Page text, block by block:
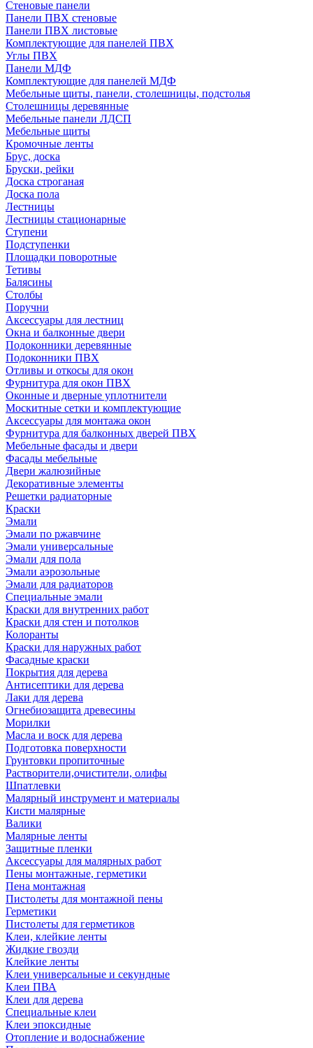
Стеновые панели
Панели ПВХ стеновые
Панели ПВХ листовые
Комплектующие для панелей ПВХ
Углы ПВХ
Панели МДФ
Комплектующие для панелей МДФ
Мебельные щиты, панели, столешницы, подстолья
Столешницы деревянные
Мебельные панели ЛДСП
Мебельные щиты
Кромочные ленты
Брус, доска
Бруски, рейки
Доска строганая
Доска пола
Лестницы
Лестницы стационарные
Ступени
Подступенки
Площадки поворотные
Тетивы
Балясины
Столбы
Поручни
Аксессуары для лестниц
Окна и балконные двери
Подоконники деревянные
Подоконники ПВХ
Отливы и откосы для окон
Фурнитура для окон ПВХ
Оконные и дверные уплотнители
Москитные сетки и комплектующие
Аксессуары для монтажа окон
Фурнитура для балконных дверей ПВХ
Мебельные фасады и двери
Фасады мебельные
Двери жалюзийные
Декоративные элементы
Решетки радиаторные
Краски
Эмали
Эмали по ржавчине
Эмали универсальные
Эмали для пола
Эмали аэрозольные
Эмали для радиаторов
Специальные эмали
Краски для внутренних работ
Краски для стен и потолков
Колоранты
Краски для наружных работ
Фасадные краски
Покрытия для дерева
Антисептики для дерева
Лаки для дерева
Огнебиозащита древесины
Морилки
Масла и воск для дерева
Подготовка поверхности
Грунтовки пропиточные
Растворители,очистители, олифы
Шпатлевки
Малярный инструмент и материалы
Кисти малярные
Валики
Малярные ленты
Защитные пленки
Аксессуары для малярных работ
Пены монтажные, герметики
Пена монтажная
Пистолеты для монтажной пены
Герметики
Пистолеты для герметиков
Клеи, клейкие ленты
Жидкие гвозди
Клейкие ленты
Клеи универсальные и секундные
Клеи ПВА
Клеи для дерева
Специальные клеи
Клеи эпоксидные
Отопление и водоснабжение